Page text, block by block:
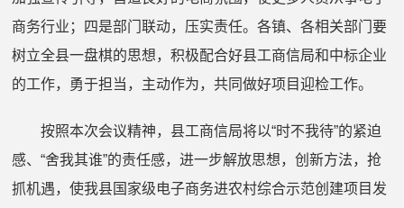
商务行业 ； 四是部门联动， 压实责任。各镇、各相关部门要
树立全县一盘棋的思想，积极配合好县工商信局和中标企业
的工作， 勇于担当 ， 主动作为，共同做好项目迎检工作。
按照本次会议精神， 县工商信局将以“时不我待”的紧迫
感、“舍我其谁”的责任感，进一步解放思想，创新方法，抢
抓机遇，使我县国家级电子商务进农村综合示范创建项目 发